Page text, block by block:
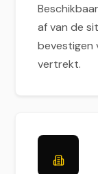
af van de
bevestigen
vertrekt.